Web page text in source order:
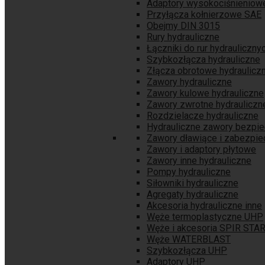
Adaptory
Przyłącza kołnierzowe SAE
Obejmy DIN 3015
Rury hydrauliczne
Łączniki do rur
Szybkozłącza hydrauliczne
Złącza obrotowe
Zawory hydrauliczne
Zawory kulowe hydrauliczne
Zawory zwrotne
Rozdzielacze hydrauliczne
Hydrauliczne zawory
Zawory dławiące i
Zawory i adaptory płytowe
Zawory inne hydrauliczne
Pompy hydrauliczne
Siłowniki hydrauliczne
Agregaty hydrauliczne
Akcesoria hydrauliczne inne
Węże termoplastyczne UHP
Węże i akcesoria SPIR STAR
Węże WATERBLAST
Szybkozłącza UHP
Adaptory UHP